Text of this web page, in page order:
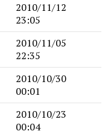
2010/11/12
23:05
2010/11/05
22:35
2010/10/30
00:01
2010/10/23
00:04